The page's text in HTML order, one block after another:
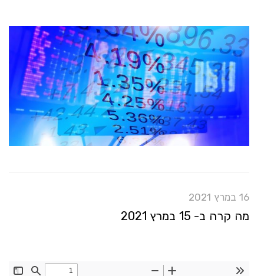
16 במרץ 2021
מה קרה ב- 15 במרץ 2021